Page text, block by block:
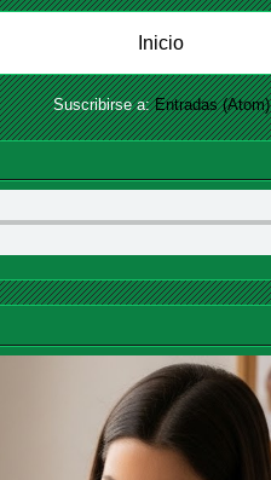
Inicio
Suscribirse a:Entradas (Atom)